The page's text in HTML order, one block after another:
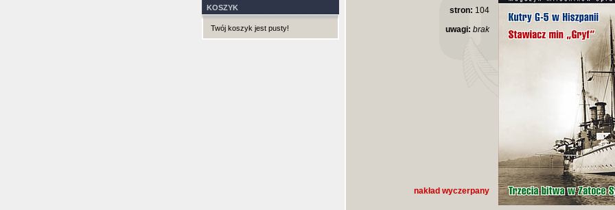
KOSZYK
Twój koszyk jest pusty!
stron: 104
uwagi: brak
nakład wyczerpany